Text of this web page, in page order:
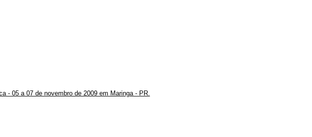
- 05 a 07 de novembro de 2009 em Maringa - PR.